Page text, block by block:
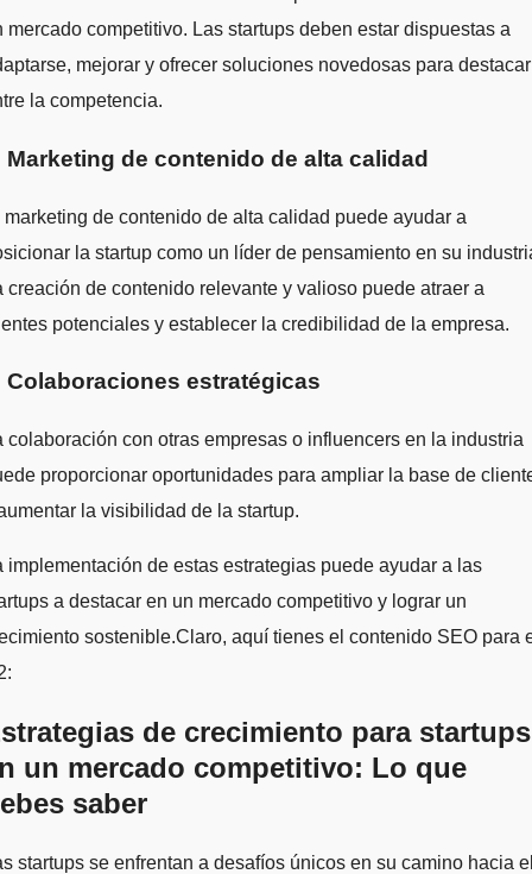
mercado competitivo. Las startups deben estar dispuestas a
mejorar y ofrecer soluciones novedosas para destacar
la competencia.
Marketing de contenido de alta calidad
marketing de contenido de alta calidad puede ayudar a
la startup como un líder de pensamiento en su
creación de contenido relevante y valioso puede atraer a
potenciales y establecer la credibilidad de la empresa.
Colaboraciones estratégicas
colaboración con otras empresas o influencers en la industria
proporcionar oportunidades para ampliar la base de
la visibilidad de la startup.
implementación de estas estrategias puede ayudar a las
a destacar en un mercado competitivo y lograr un
sostenible.Claro, aquí tienes el contenido SEO para
de crecimiento para startups
un mercado competitivo: Lo que
saber
startups se enfrentan a desafíos únicos en su camino hacia